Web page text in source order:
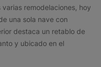
varias remodelaciones, hoy
una sola nave con
destaca un retablo de
y ubicado en el